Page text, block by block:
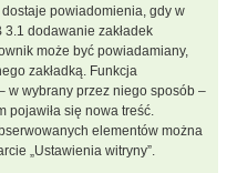
powiadomienia, gdy w
dodawanie zakładek
może być powiadamiany,
zakładką. Funkcja
w wybrany przez niego sposób –
pojawiła się nowa treść.
elementów można
„Ustawienia witryny”.